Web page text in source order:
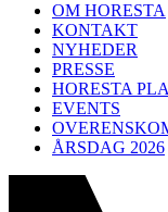
OM HORESTA
KONTAKT
NYHEDER
PRESSE
HORESTA
EVENTS
ÅRSDAG 2026